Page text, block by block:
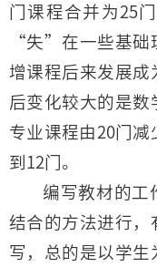
门课程合并为25
“失”在一些基础
增课程后来发展成
后变化较大的是
专业课程由20门减
到12门。
编写教材的工
结合的方法进行，
写，总的是以学生